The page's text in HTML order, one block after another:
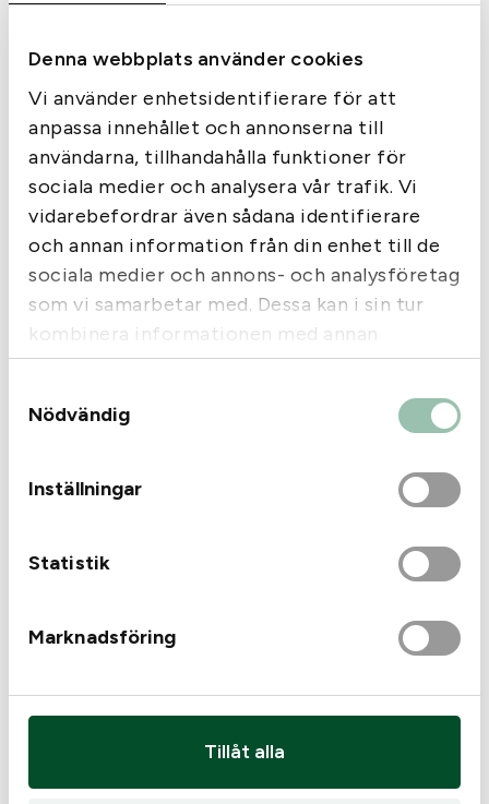
Denna webbplats använder cookies
Vi använder enhetsidentifierare för att
anpassa innehållet och annonserna till
användarna, tillhandahålla funktioner för
sociala medier och analysera vår trafik. Vi
vidarebefordrar även sådana identifierare
och annan information från din enhet till de
sociala medier och annons- och analysföretag
som vi samarbetar med. Dessa kan i sin tur
kombinera informationen med annan
information som du har tillhandahållit eller
som de har samlat in när du har använt deras
tjänster.
Nödvändig
Inställningar
Statistik
Marknadsföring
Tillåt alla
Walkers Razor Slim Muffs
Camo
895kr
I lager
Hörselskydd EM030B
Bluetooth Grön, gel
1 795kr
I lager
Aktiva, Grön, gel
Aktiva, Camo, gel